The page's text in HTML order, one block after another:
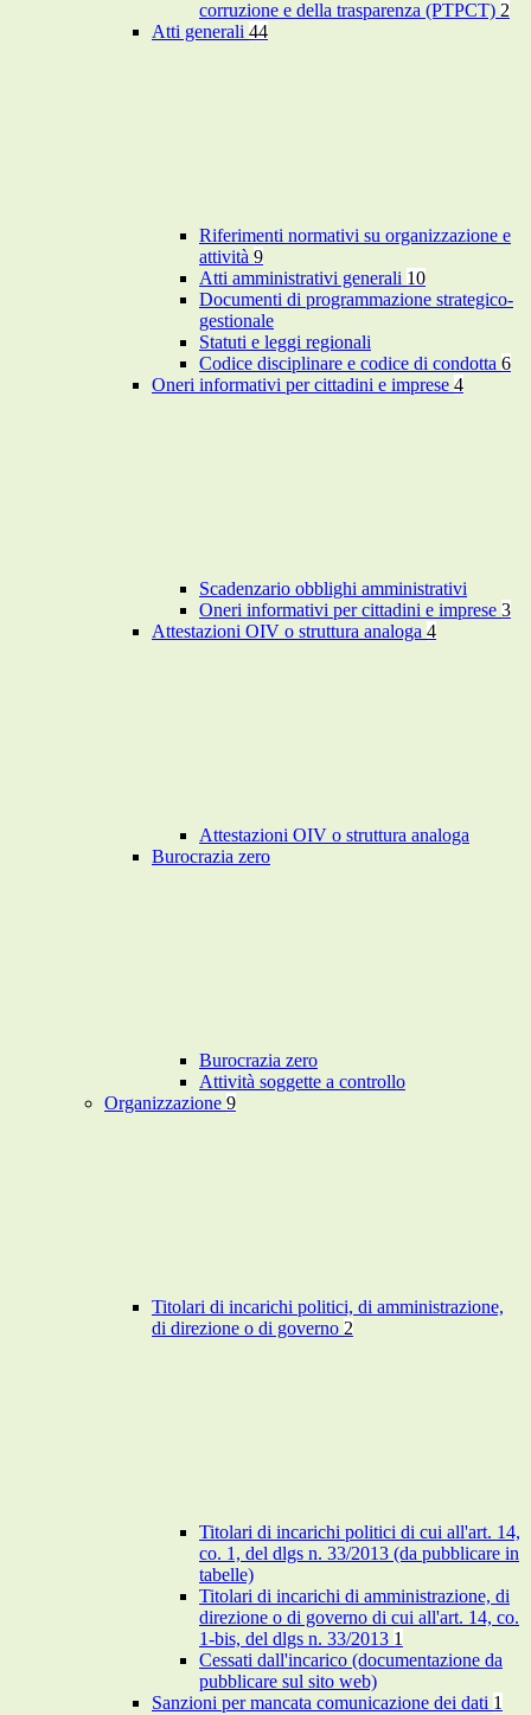
corruzione e della trasparenza (PTPCT) 2
Atti generali 44
Riferimenti normativi su organizzazione e
attività 9
Atti amministrativi generali 10
Documenti di programmazione strategico-
gestionale
Statuti e leggi regionali
Codice disciplinare e codice di condotta 6
Oneri informativi per cittadini e imprese 4
Scadenzario obblighi amministrativi
Oneri informativi per cittadini e imprese 3
Attestazioni OIV o struttura analoga 4
Attestazioni OIV o struttura analoga
Burocrazia zero
Burocrazia zero
Attività soggette a controllo
Organizzazione 9
Titolari di incarichi politici, di amministrazione,
di direzione o di governo 2
Titolari di incarichi politici di cui all'art. 14,
co. 1, del dlgs n. 33/2013 (da pubblicare in
tabelle)
Titolari di incarichi di amministrazione, di
direzione o di governo di cui all'art. 14, co.
1-bis, del dlgs n. 33/2013 1
Cessati dall'incarico (documentazione da
pubblicare sul sito web)
Sanzioni per mancata comunicazione dei dati 1